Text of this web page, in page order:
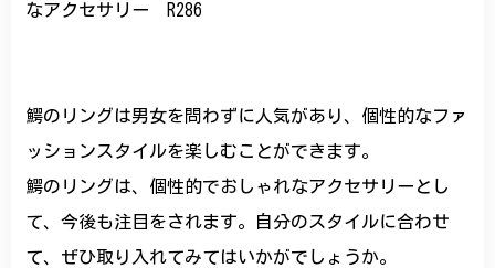
なアクセサリー R286
鰐のリングは男女を問わずに人気があり、個性的なファ
ッションスタイルを楽しむことができます。
鰐のリングは、個性的でおしゃれなアクセサリーとし
て、今後も注目をされます。自分のスタイルに合わせ
て、ぜひ取り入れてみてはいかがでしょうか。